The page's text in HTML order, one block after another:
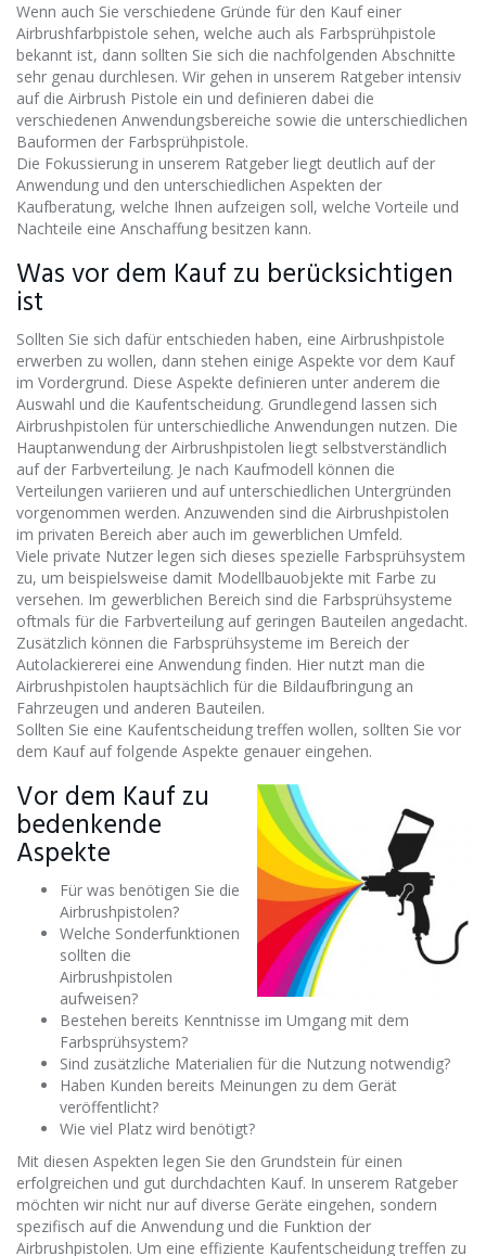
Wenn auch Sie verschiedene Gründe für den Kauf einer
Airbrushfarbpistole sehen, welche auch als Farbsprühpistole
bekannt ist, dann sollten Sie sich die nachfolgenden Abschnitte
sehr genau durchlesen. Wir gehen in unserem Ratgeber intensiv
auf die Airbrush Pistole ein und definieren dabei die
verschiedenen Anwendungsbereiche sowie die unterschiedlichen
Bauformen der Farbsprühpistole.
Die Fokussierung in unserem Ratgeber liegt deutlich auf der
Anwendung und den unterschiedlichen Aspekten der
Kaufberatung, welche Ihnen aufzeigen soll, welche Vorteile und
Nachteile eine Anschaffung besitzen kann.
Was vor dem Kauf zu berücksichtigen
ist
Sollten Sie sich dafür entschieden haben, eine Airbrushpistole
erwerben zu wollen, dann stehen einige Aspekte vor dem Kauf
im Vordergrund. Diese Aspekte definieren unter anderem die
Auswahl und die Kaufentscheidung. Grundlegend lassen sich
Airbrushpistolen für unterschiedliche Anwendungen nutzen. Die
Hauptanwendung der Airbrushpistolen liegt selbstverständlich
auf der Farbverteilung. Je nach Kaufmodell können die
Verteilungen variieren und auf unterschiedlichen Untergründen
vorgenommen werden. Anzuwenden sind die Airbrushpistolen
im privaten Bereich aber auch im gewerblichen Umfeld.
Viele private Nutzer legen sich dieses spezielle Farbsprühsystem
zu, um beispielsweise damit Modellbauobjekte mit Farbe zu
versehen. Im gewerblichen Bereich sind die Farbsprühsysteme
oftmals für die Farbverteilung auf geringen Bauteilen angedacht.
Zusätzlich können die Farbsprühsysteme im Bereich der
Autolackiererei eine Anwendung finden. Hier nutzt man die
Airbrushpistolen hauptsächlich für die Bildaufbringung an
Fahrzeugen und anderen Bauteilen.
Sollten Sie eine Kaufentscheidung treffen wollen, sollten Sie vor
dem Kauf auf folgende Aspekte genauer eingehen.
Vor dem Kauf zu
bedenkende
Aspekte
Für was benötigen Sie die
Airbrushpistolen?
Welche Sonderfunktionen
sollten die
Airbrushpistolen
aufweisen?
Bestehen bereits Kenntnisse im Umgang mit dem
Farbsprühsystem?
Sind zusätzliche Materialien für die Nutzung notwendig?
Haben Kunden bereits Meinungen zu dem Gerät
veröffentlicht?
Wie viel Platz wird benötigt?
Mit diesen Aspekten legen Sie den Grundstein für einen
erfolgreichen und gut durchdachten Kauf. In unserem Ratgeber
möchten wir nicht nur auf diverse Geräte eingehen, sondern
spezifisch auf die Anwendung und die Funktion der
Airbrushpistolen. Um eine effiziente Kaufentscheidung treffen zu